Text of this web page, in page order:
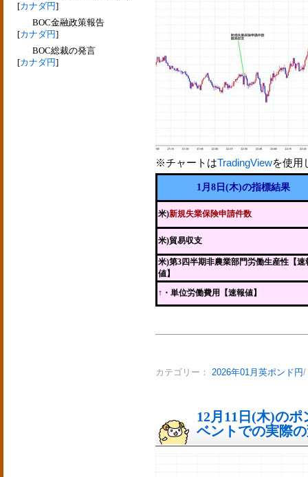
[カナダ円]
BOC金融政策報告
[カナダ円]
BOC総裁の発言
[カナダ円]
※チャートはTradingViewを使用
1月8日(木)の指標結果
米)新規失業保険申請件数
米)貿易収支
米)第3四半期非農業部門労働生産性【速
値】
↑・単位労働費用【速報値】
カテゴリー： 2026年01月英ポンド円/
12月11日(木)の
ベントでの実際